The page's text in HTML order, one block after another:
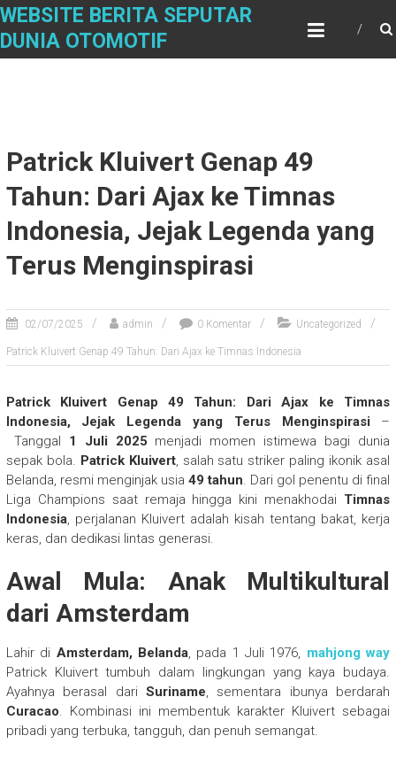
Skip
content
WEBSITE BERITA SEPUTAR
DUNIA OTOMOTIF
Patrick Kluivert Genap 49
Tahun: Dari Ajax ke Timnas
Indonesia, Jejak Legenda yang
Terus Menginspirasi
02/07/2025 admin 0 Komentar Uncategorized
Patrick Kluivert Genap 49 Tahun: Dari Ajax ke Timnas Indonesia
Patrick Kluivert Genap 49 Tahun: Dari Ajax ke Timnas
Indonesia, Jejak Legenda yang Terus Menginspirasi –
Tanggal 1 Juli 2025 menjadi momen istimewa bagi dunia
sepak bola. Patrick Kluivert, salah satu striker paling ikonik asal
Belanda, resmi menginjak usia 49 tahun. Dari gol penentu di final
Liga Champions saat remaja hingga kini menakhodai Timnas
Indonesia, perjalanan Kluivert adalah kisah tentang bakat, kerja
keras, dan dedikasi lintas generasi.
Awal Mula: Anak Multikultural
dari Amsterdam
Lahir di Amsterdam, Belanda, pada 1 Juli 1976, mahjong way
Patrick Kluivert tumbuh dalam lingkungan yang kaya budaya.
Ayahnya berasal dari Suriname, sementara ibunya berdarah
Curacao. Kombinasi ini membentuk karakter Kluivert sebagai
pribadi yang terbuka, tangguh, dan penuh semangat.